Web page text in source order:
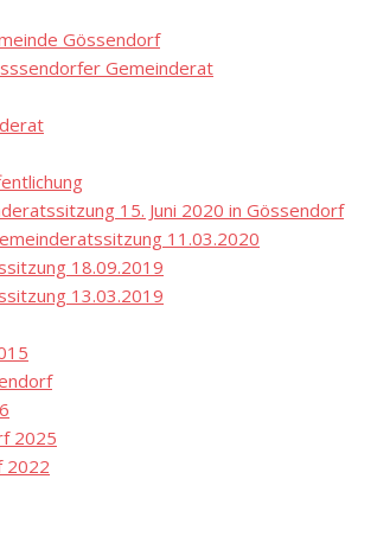
Gössendorf
Gemeinderat
15. Juni 2020 in Gössendorf
11.03.2020
18.09.2019
13.03.2019
2025
2022